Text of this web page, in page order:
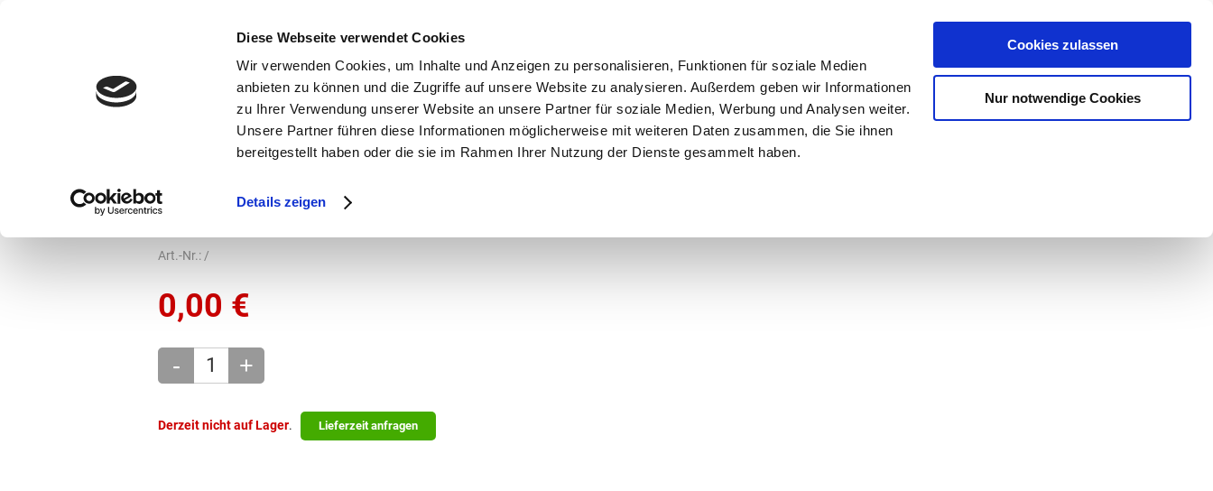
Diese Webseite verwendet Cookies
Wir verwenden Cookies, um Inhalte und Anzeigen zu personalisieren, Funktionen für soziale Medien
anbieten zu können und die Zugriffe auf unsere Website zu analysieren. Außerdem geben wir Informationen
zu Ihrer Verwendung unserer Website an unsere Partner für soziale Medien, Werbung und Analysen weiter.
Unsere Partner führen diese Informationen möglicherweise mit weiteren Daten zusammen, die Sie ihnen
bereitgestellt haben oder die sie im Rahmen Ihrer Nutzung der Dienste gesammelt haben.
Details zeigen
Cookies zulassen
Nur notwendige Cookies
bestellen und ausdrucken
3 x täglich an Werktagen!
0,00 €
Art.-Nr.:/
0,00 €
- +
Derzeit nicht auf Lager. Lieferzeit anfragen